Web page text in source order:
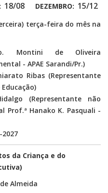
18/08 DEZEMBRO: 15/12
terça-feira do mês na
Montini de Oliveira
- APAE Sarandi/Pr.)
Ribas (Representante
(Representante não
Prof.ª Hanako K. Pasquali -
2027
da Criança e do
Almeida